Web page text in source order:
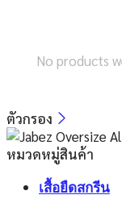
No products
ตัวกรอง
หมวดหมู่สินค้า
เสื้อยืดสกรีน